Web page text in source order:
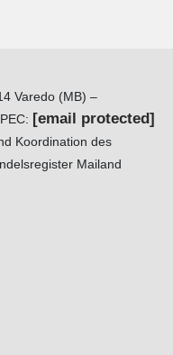
Varedo (MB) –
[email protected]
Koordination des
Mailand